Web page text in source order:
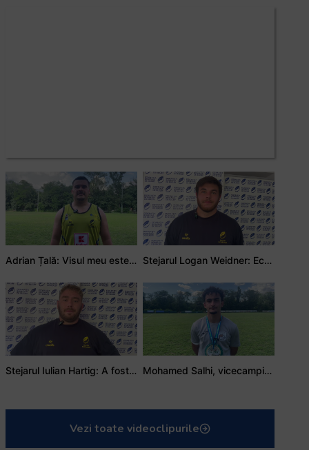
Adrian Țală: Visul meu este să debutez pentru România Stejarul Logan Weidner: Echipa a muncit mult, iar asta se va vedea în meciurile de la Nations Cup
Stejarul Iulian Hartig: A fost un turneu care a unit mai mult echipa Mohamed Salhi, vicecampion național juniori I: Rugby-ul te învață să accepți și înfrângerile
Vezi toate videoclipurile